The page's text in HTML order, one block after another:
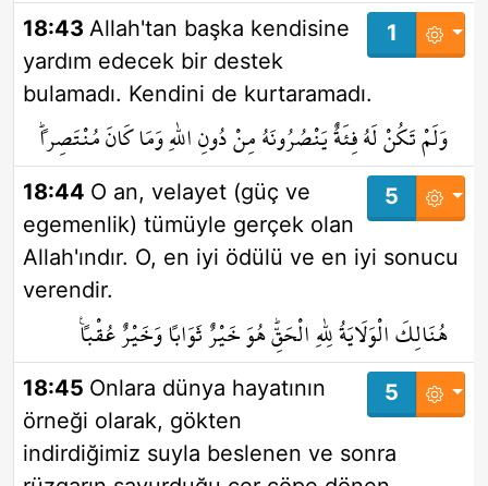
1
18:43 Allah'tan başka kendisine
yardım edecek bir destek
bulamadı. Kendini de kurtaramadı.
وَلَمْ تَكُنْ لَهُ فِئَةٌ يَنْصُرُونَهُ مِنْ دُونِ اللّٰهِ وَمَا كَانَ مُنْتَصِراًۜ
5
18:44 O an, velayet (güç ve
egemenlik) tümüyle gerçek olan
Allah'ındır. O, en iyi ödülü ve en iyi sonucu
verendir.
هُنَالِكَ الْوَلَايَةُ لِلّٰهِ الْحَقِّۜ هُوَ خَيْرٌ ثَوَاباً وَخَيْرٌ عُقْباً۟
5
18:45 Onlara dünya hayatının
örneği olarak, gökten
indirdiğimiz suyla beslenen ve sonra